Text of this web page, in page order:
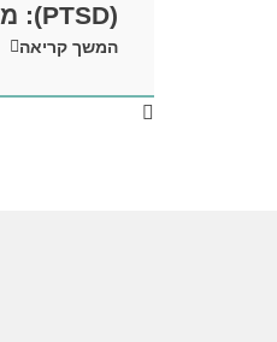
(PTSD): מחקר חלוץ
המשך קריאה